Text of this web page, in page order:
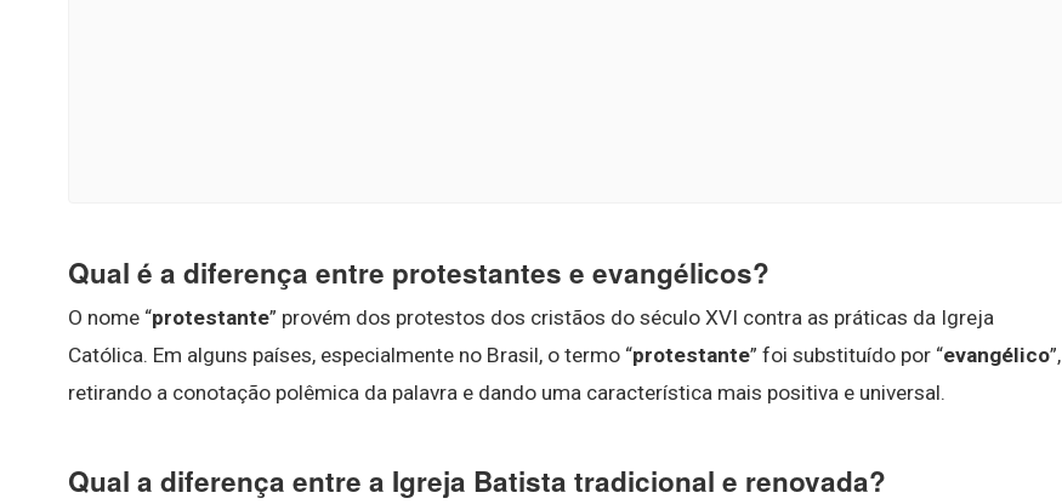
Qual é a diferença entre protestantes e evangélicos?
O nome “protestante” provém dos protestos dos cristãos do século XVI contra as práticas da Igreja
Católica. Em alguns países, especialmente no Brasil, o termo “protestante” foi substituído por “evangélico”,
retirando a conotação polêmica da palavra e dando uma característica mais positiva e universal.
Qual a diferença entre a Igreja Batista tradicional e renovada?